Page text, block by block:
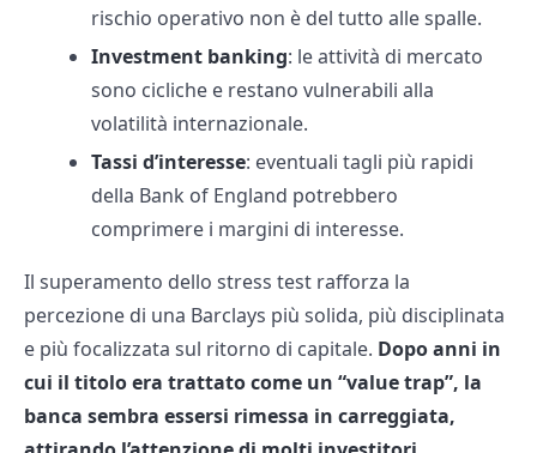
rischio operativo non è del tutto alle spalle.
Investment banking: le attività di mercato
sono cicliche e restano vulnerabili alla
volatilità internazionale.
Tassi d’interesse: eventuali tagli più rapidi
della Bank of England potrebbero
comprimere i margini di interesse.
Il superamento dello stress test rafforza la
percezione di una Barclays più solida, più disciplinata
e più focalizzata sul ritorno di capitale. Dopo anni in
cui il titolo era trattato come un “value trap”, la
banca sembra essersi rimessa in carreggiata,